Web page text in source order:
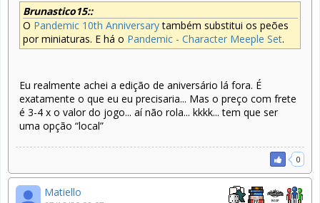
Brunastico15::
O Pandemic 10th Anniversarytambém substitui os peões
por miniaturas. E há o Pandemic - Character Meeple Set.
Eu realmente achei a edição de aniversário lá fora. É
exatamente o que eu eu precisaria... Mas o preço com frete
é 3-4 x o valor do jogo... aí não rola... kkkk... tem que ser
uma opção “local”
0
Matiello